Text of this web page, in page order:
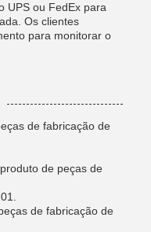
UPS ou FedEx para
Os clientes
para monitorar o
de fabricação de
de peças de
de fabricação de